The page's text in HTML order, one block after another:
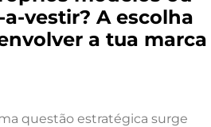
vestir? A escolha
a tua marca
questão estratégica surge